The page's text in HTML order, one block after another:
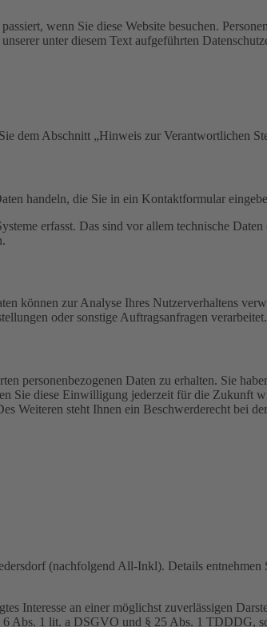
wenn Sie diese Website besuchen.
unter diesem Text aufgeführten
dem Abschnitt „Hinweis zur Verantwortlichen
handeln, die Sie in ein Kontaktformular
erfasst. Das sind vor allem technische
können zur Analyse Ihres Nutzerverhaltens
oder sonstige Auftragsanfragen verarbeitet.
personenbezogenen Daten zu erhalten. Sie
Sie diese Einwilligung jederzeit für die Zukunft
Weiteren steht Ihnen ein Beschwerderecht bei
(nachfolgend All-Inkl). Details entnehmen
an einer möglichst zuverlässigen
Abs. 1 lit. a DSGVO und § 25 Abs. 1 TDDDG,